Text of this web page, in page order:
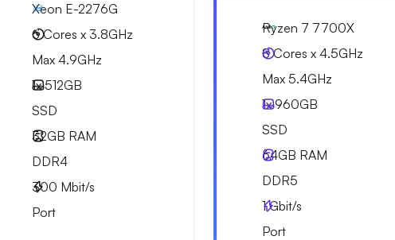
Xeon E-2276G
6 Cores x 3.8GHz
Max 4.9GHz
1x512GB
SSD
32GB RAM
DDR4
300 Mbit/s
Port
Ryzen 7 7700X
8 Cores x 4.5GHz
Max 5.4GHz
1x960GB
SSD
64GB RAM
DDR5
1Gbit/s
Port